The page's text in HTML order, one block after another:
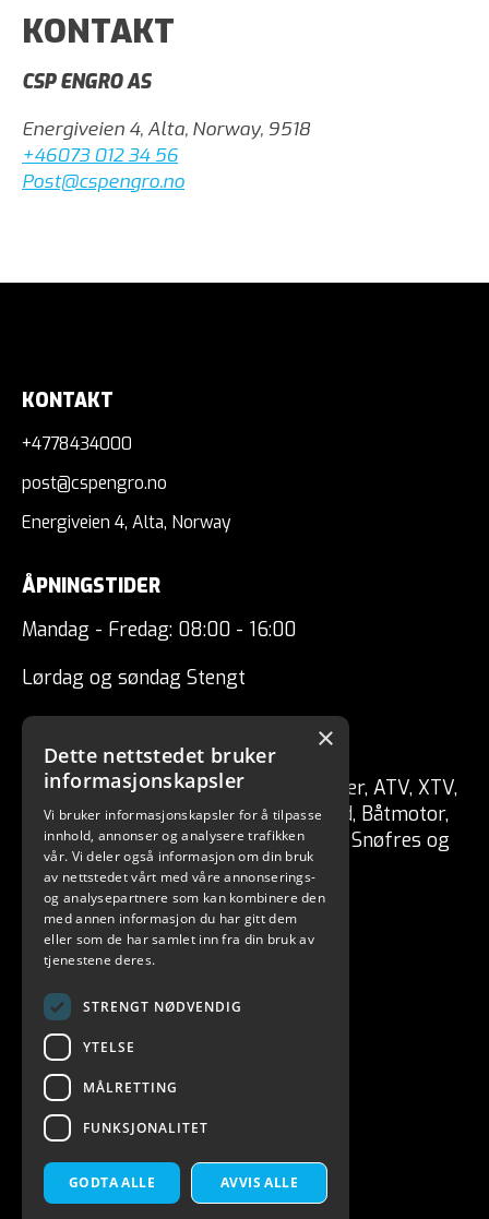
KONTAKT
CSP ENGRO AS
Energiveien 4, Alta, Norway, 9518
+46073 012 34 56
Post@cspengro.no
KONTAKT
+4778434000
post@cspengro.no
Energiveien 4, Alta, Norway
ÅPNINGSTIDER
Mandag - Fredag: 08:00 - 16:00
Lørdag og søndag Stengt
CSP ENGRO AS
Forhandler av fritidskjøretøy Tilhenger, ATV, XTV,
UTV, Mopedbil, Snøscooter, MC, Moped, Båtmotor,
Båt, Vannscooter, Elektriske kjøretøy, Snøfres og
redskaper for skog / hage.
CSP ENGRO AS 2026. ALL RIGHTS RESERVED.
POWERED BY EMPORI CMS
×
Dette nettstedet bruker
informasjonskapsler
Vi bruker informasjonskapsler for å tilpasse
innhold, annonser og analysere trafikken
vår. Vi deler også informasjon om din bruk
av nettstedet vårt med våre annonserings-
og analysepartnere som kan kombinere den
med annen informasjon du har gitt dem
eller som de har samlet inn fra din bruk av
tjenestene deres.
STRENGT NØDVENDIG
YTELSE
MÅLRETTING
FUNKSJONALITET
GODTA ALLE AVVIS ALLE